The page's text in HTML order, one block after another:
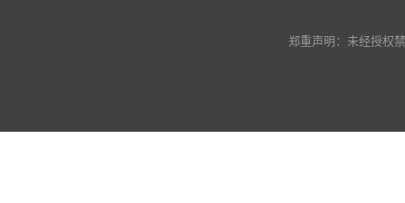
郑重声明：未经授权